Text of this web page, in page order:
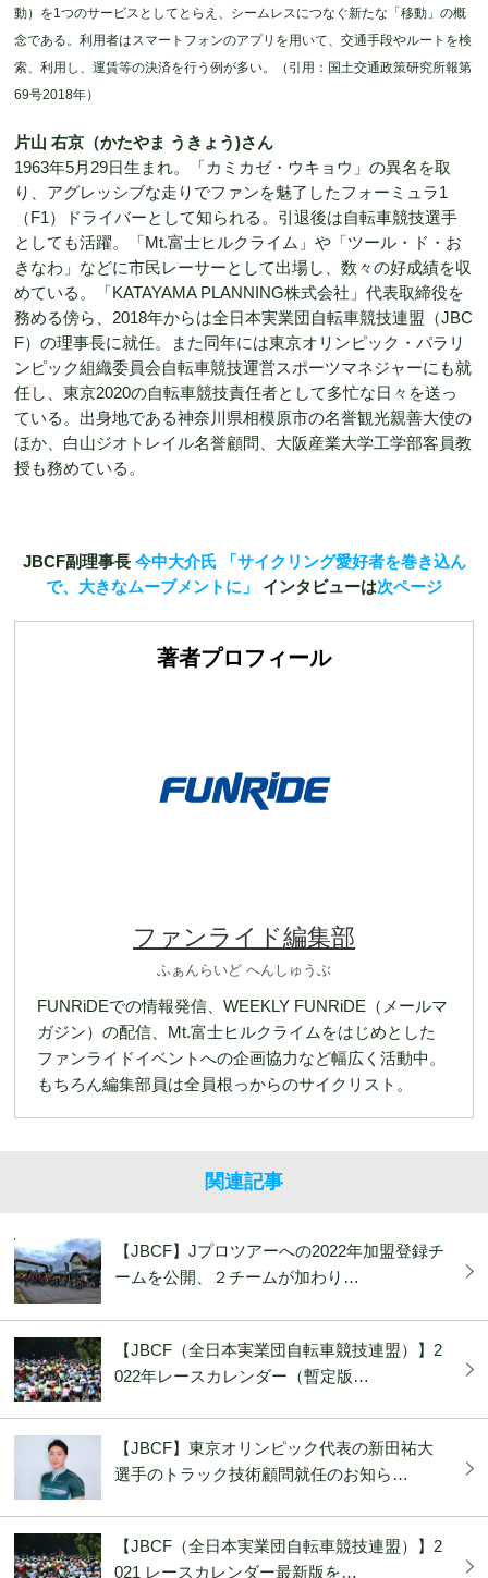
動）を1つのサービスとしてとらえ、シームレスにつなぐ新たな「移動」の概
念である。利用者はスマートフォンのアプリを用いて、交通手段やルートを検
索、利用し、運賃等の決済を行う例が多い。（引用：国土交通政策研究所報第
69号2018年）
片山 右京（かたやま うきょう)さん
1963年5月29日生まれ。「カミカゼ・ウキョウ」の異名を取
り、アグレッシブな走りでファンを魅了したフォーミュラ1
（F1）ドライバーとして知られる。引退後は自転車競技選手
としても活躍。「Mt.富士ヒルクライム」や「ツール・ド・お
きなわ」などに市民レーサーとして出場し、数々の好成績を収
めている。「KATAYAMA PLANNING株式会社」代表取締役を
務める傍ら、2018年からは全日本実業団自転車競技連盟（JBC
F）の理事長に就任。また同年には東京オリンピック・パラリ
ンピック組織委員会自転車競技運営スポーツマネジャーにも就
任し、東京2020の自転車競技責任者として多忙な日々を送っ
ている。出身地である神奈川県相模原市の名誉観光親善大使の
ほか、白山ジオトレイル名誉顧問、大阪産業大学工学部客員教
授も務めている。
JBCF副理事長 今中大介氏 「サイクリング愛好者を巻き込ん
で、大きなムーブメントに」
インタビューは次ページ
著者プロフィール
ファンライド編集部
ふぁんらいど へんしゅうぶ
FUNRiDEでの情報発信、WEEKLY FUNRiDE（メールマ
ガジン）の配信、Mt.富士ヒルクライムをはじめとした
ファンライドイベントへの企画協力など幅広く活動中。
もちろん編集部員は全員根っからのサイクリスト。
関連記事
【JBCF】Jプロツアーへの2022年加盟登録チ
ームを公開、２チームが加わり…
【JBCF（全日本実業団自転車競技連盟）】2
022年レースカレンダー（暫定版…
【JBCF】東京オリンピック代表の新田祐大
選手のトラック技術顧問就任のお知ら…
【JBCF（全日本実業団自転車競技連盟）】2
021 レースカレンダー最新版を…